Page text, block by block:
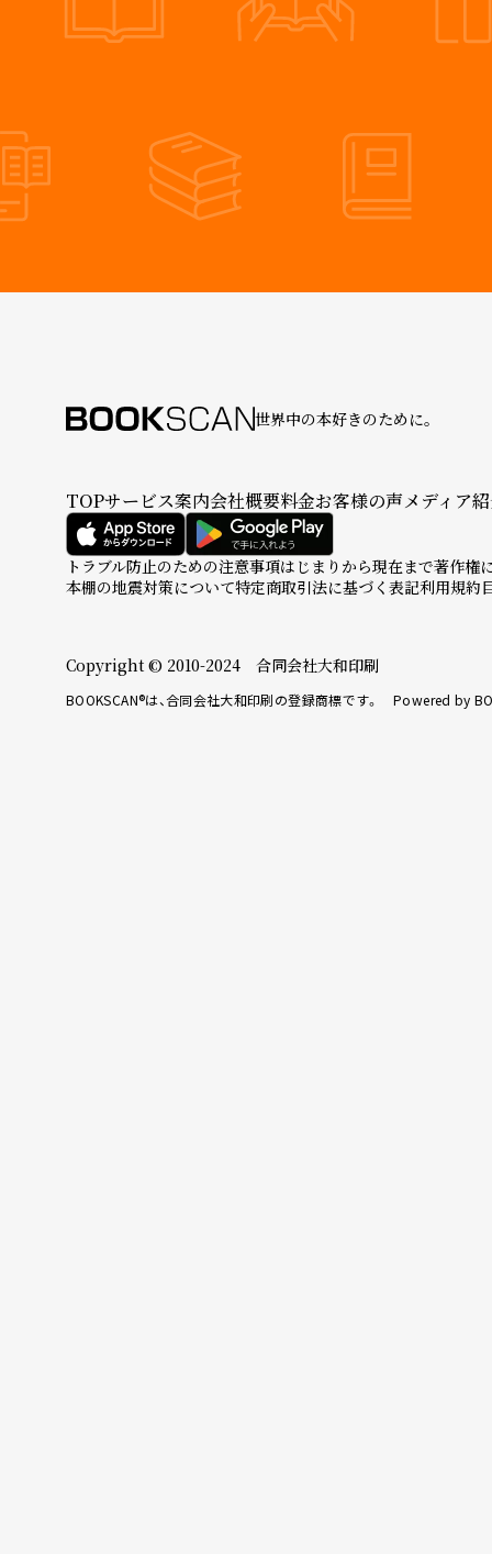
世界中の本好きのために。
TOPサービス案内会社概要料金お客様の声メディア
トラブル防止のための注意事項はじまりから現在まで著作権
本棚の地震対策について特定商取引法に基づく表記利用規約
Copyright © 2010-2024 合同会社大和印刷
BOOKSCAN®は、合同会社大和印刷の登録商標です。 Powered by